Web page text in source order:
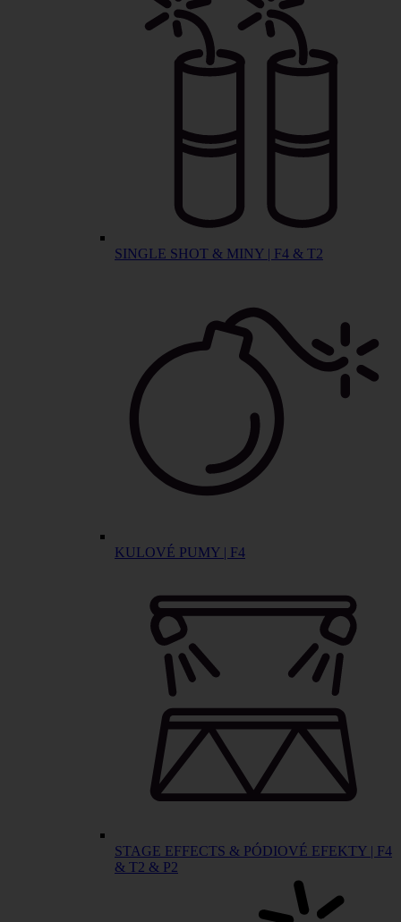
SINGLE SHOT & MINY | F4 & T2
KULOVÉ PUMY | F4
STAGE EFFECTS & PÓDIOVÉ EFEKTY | F4
& T2 & P2